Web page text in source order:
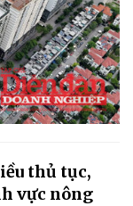
thủ tục,
vực nông